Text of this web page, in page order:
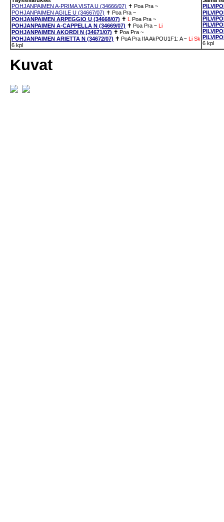
POHJANPAIMEN A-PRIMA VISTA U (34666/07) ✝ Poa Pra ~
POHJANPAIMEN AGILE U (34667/07) ✝ Poa Pra ~
POHJANPAIMEN ARPEGGIO U (34668/07) ✝ L Poa Pra ~
POHJANPAIMEN A-CAPPELLA N (34669/07) ✝ Poa Pra ~ Li
POHJANPAIMEN AKORDI N (34671/07) ✝ Poa Pra ~
POHJANPAIMEN ARIETTA N (34672/07) ✝ PoA Pra IfAAkPOU1F1: A ~ Li Sk
6 kpl
6 kpl
Kuvat